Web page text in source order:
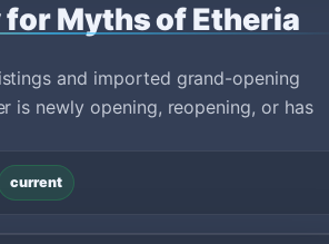
Myths of Etheria
and imported grand-opening
is newly opening, reopening, or has
current